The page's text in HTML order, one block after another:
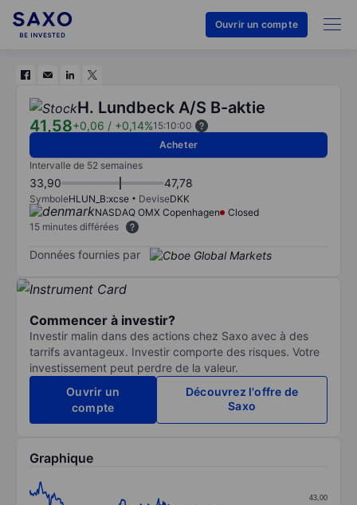
Ouvrir un compte
H. Lundbeck A/S B-aktie
41,58+0,06 / +0,14%15:10:00
Acheter
Intervalle de 52 semaines
33,90 47,78
SymboleHLUN_B:xcse DeviseDKK
NASDAQ OMX Copenhagen
Closed
15 minutes différées
Données fournies par
Commencer à investir?
Investir malin dans des actions chez Saxo avec à des
tarrifs avantageux. Investir comporte des risques. Votre
investissement peut perdre de la valeur.
Ouvrir un
compte
Découvrez l'offre de
Saxo
Graphique
43,00